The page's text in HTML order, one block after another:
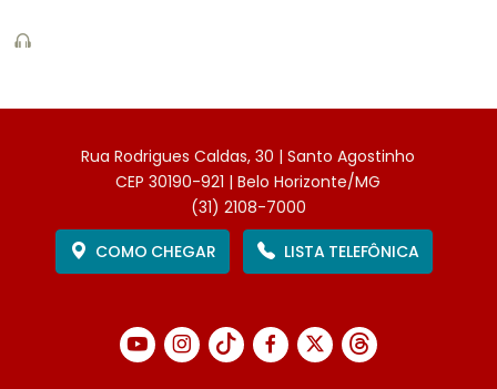
Rua Rodrigues Caldas, 30 | Santo Agostinho
CEP 30190-921 | Belo Horizonte/MG
(31) 2108-7000
COMO CHEGAR
LISTA TELEFÔNICA